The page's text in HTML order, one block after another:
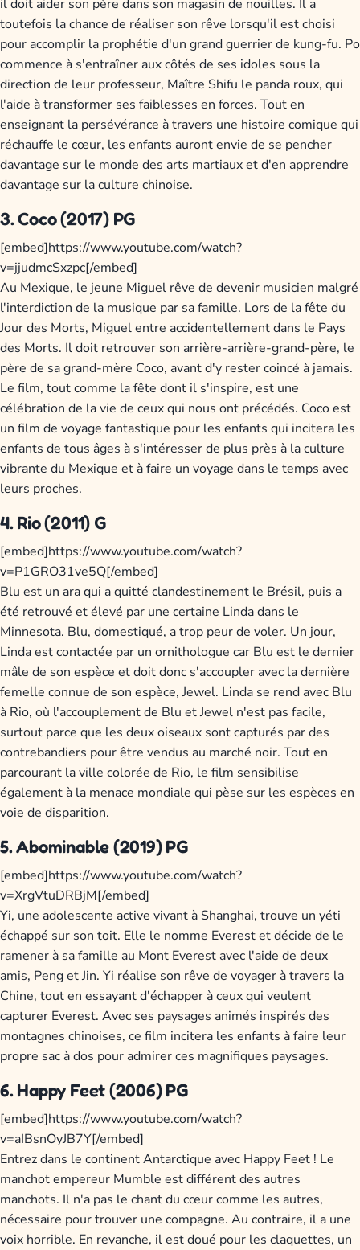
il doit aider son père dans son magasin de nouilles. Il a
toutefois la chance de réaliser son rêve lorsqu'il est choisi
pour accomplir la prophétie d'un grand guerrier de kung-fu. Po
commence à s'entraîner aux côtés de ses idoles sous la
direction de leur professeur, Maître Shifu le panda roux, qui
l'aide à transformer ses faiblesses en forces. Tout en
enseignant la persévérance à travers une histoire comique qui
réchauffe le cœur, les enfants auront envie de se pencher
davantage sur le monde des arts martiaux et d'en apprendre
davantage sur la culture chinoise.
3. Coco (2017) PG
[embed]https://www.youtube.com/watch?
v=jjudmcSxzpc[/embed]
Au Mexique, le jeune Miguel rêve de devenir musicien malgré
l'interdiction de la musique par sa famille. Lors de la fête du
Jour des Morts, Miguel entre accidentellement dans le Pays
des Morts. Il doit retrouver son arrière-arrière-grand-père, le
père de sa grand-mère Coco, avant d'y rester coincé à jamais.
Le film, tout comme la fête dont il s'inspire, est une
célébration de la vie de ceux qui nous ont précédés. Coco est
un film de voyage fantastique pour les enfants qui incitera les
enfants de tous âges à s'intéresser de plus près à la culture
vibrante du Mexique et à faire un voyage dans le temps avec
leurs proches.
4. Rio (2011) G
[embed]https://www.youtube.com/watch?
v=P1GRO31ve5Q[/embed]
Blu est un ara qui a quitté clandestinement le Brésil, puis a
été retrouvé et élevé par une certaine Linda dans le
Minnesota. Blu, domestiqué, a trop peur de voler. Un jour,
Linda est contactée par un ornithologue car Blu est le dernier
mâle de son espèce et doit donc s'accoupler avec la dernière
femelle connue de son espèce, Jewel. Linda se rend avec Blu
à Rio, où l'accouplement de Blu et Jewel n'est pas facile,
surtout parce que les deux oiseaux sont capturés par des
contrebandiers pour être vendus au marché noir. Tout en
parcourant la ville colorée de Rio, le film sensibilise
également à la menace mondiale qui pèse sur les espèces en
voie de disparition.
5. Abominable (2019) PG
[embed]https://www.youtube.com/watch?
v=XrgVtuDRBjM[/embed]
Yi, une adolescente active vivant à Shanghai, trouve un yéti
échappé sur son toit. Elle le nomme Everest et décide de le
ramener à sa famille au Mont Everest avec l'aide de deux
amis, Peng et Jin. Yi réalise son rêve de voyager à travers la
Chine, tout en essayant d'échapper à ceux qui veulent
capturer Everest. Avec ses paysages animés inspirés des
montagnes chinoises, ce film incitera les enfants à faire leur
propre sac à dos pour admirer ces magnifiques paysages.
6. Happy Feet (2006) PG
[embed]https://www.youtube.com/watch?
v=aIBsnOyJB7Y[/embed]
Entrez dans le continent Antarctique avec Happy Feet ! Le
manchot empereur Mumble est différent des autres
manchots. Il n'a pas le chant du cœur comme les autres,
nécessaire pour trouver une compagne. Au contraire, il a une
voix horrible. En revanche, il est doué pour les claquettes, un